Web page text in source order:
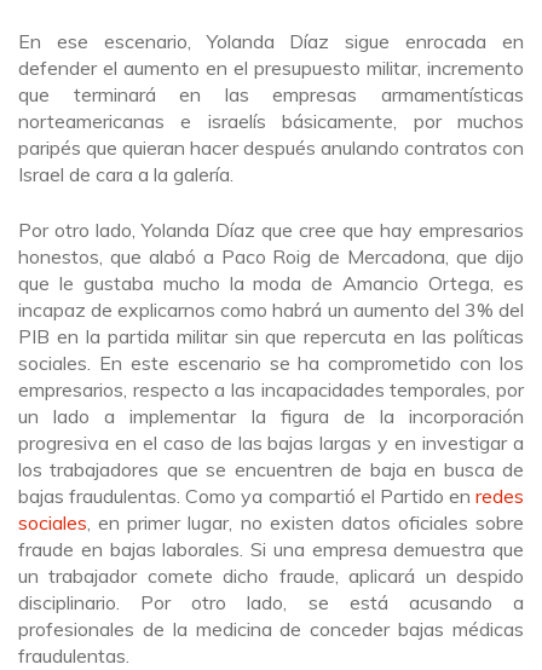
En ese escenario, Yolanda Díaz sigue enrocada en
defender el aumento en el presupuesto militar, incremento
que terminará en las empresas armamentísticas
norteamericanas e israelís básicamente, por muchos
paripés que quieran hacer después anulando contratos con
Israel de cara a la galería.
Por otro lado, Yolanda Díaz que cree que hay empresarios
honestos, que alabó a Paco Roig de Mercadona, que dijo
que le gustaba mucho la moda de Amancio Ortega, es
incapaz de explicarnos como habrá un aumento del 3% del
PIB en la partida militar sin que repercuta en las políticas
sociales. En este escenario se ha comprometido con los
empresarios, respecto a las incapacidades temporales, por
un lado a implementar la figura de la incorporación
progresiva en el caso de las bajas largas y en investigar a
los trabajadores que se encuentren de baja en busca de
bajas fraudulentas. Como ya compartió el Partido en redes
sociales, en primer lugar, no existen datos oficiales sobre
fraude en bajas laborales. Si una empresa demuestra que
un trabajador comete dicho fraude, aplicará un despido
disciplinario. Por otro lado, se está acusando a
profesionales de la medicina de conceder bajas médicas
fraudulentas.